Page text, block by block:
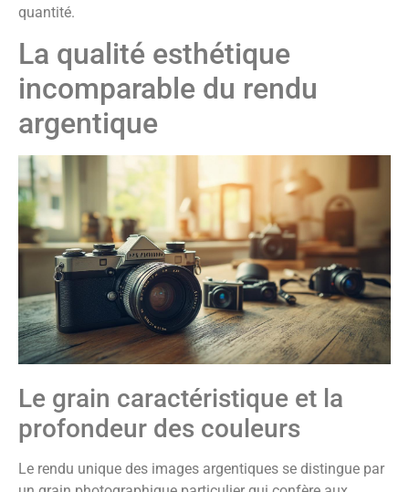
quantité.
La qualité esthétique
incomparable du rendu
argentique
Le grain caractéristique et la
profondeur des couleurs
Le rendu unique des images argentiques se distingue par